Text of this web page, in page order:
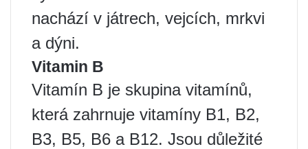
nachází v játrech, vejcích, mrkvi
a dýni.
Vitamin B
Vitamín B je skupina vitamínů,
která zahrnuje vitamíny B1, B2,
B3, B5, B6 a B12. Jsou důležité